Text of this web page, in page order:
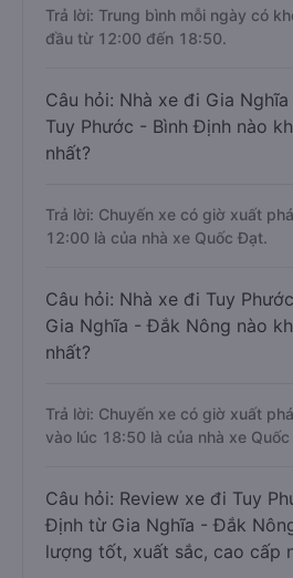
Trả lời: Trung bình mỗi ngày có
đầu từ 12:00 đến 18:50.
Câu hỏi: Nhà xe đi Gia
Tuy Phước - Bình Định nào
nhất?
Trả lời: Chuyến xe có giờ xuất
12:00 là của nhà xe Quốc Đạt.
Câu hỏi: Nhà xe đi Tuy
Gia Nghĩa - Đắk Nông nào
nhất?
Trả lời: Chuyến xe có giờ xuất
vào lúc 18:50 là của nhà xe
Câu hỏi: Review xe đi Tuy
Định từ Gia Nghĩa - Đắk
lượng tốt, xuất sắc, cao cấp